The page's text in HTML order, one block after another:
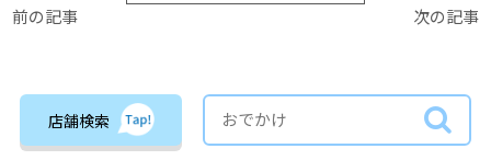
前の記事 次の記事
店舗検索